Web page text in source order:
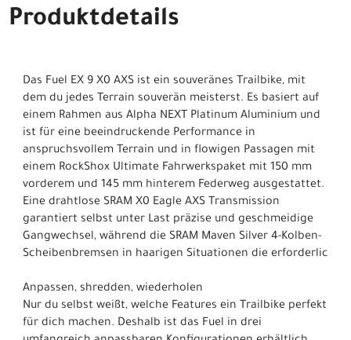
Produktdetails
Das Fuel EX 9 X0 AXS ist ein souveränes Trailbike, mit
dem du jedes Terrain souverän meisterst. Es basiert auf
einem Rahmen aus Alpha NEXT Platinum Aluminium und
ist für eine beeindruckende Performance in
anspruchsvollem Terrain und in flowigen Passagen mit
einem RockShox Ultimate Fahrwerkspaket mit 150 mm
vorderem und 145 mm hinterem Federweg ausgestattet.
Eine drahtlose SRAM X0 Eagle AXS Transmission
garantiert selbst unter Last präzise und geschmeidige
Gangwechsel, während die SRAM Maven Silver 4-Kolben-
Scheibenbremsen in haarigen Situationen die erforderlic
Anpassen, shredden, wiederholen
Nur du selbst weißt, welche Features ein Trailbike perfekt
für dich machen. Deshalb ist das Fuel in drei